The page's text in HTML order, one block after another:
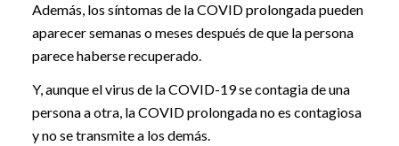
Además, los síntomas de la COVID prolongada pueden
aparecer semanas o meses después de que la persona
parece haberse recuperado.
Y, aunque el virus de la COVID-19 se contagia de una
persona a otra, la COVID prolongada no es contagiosa
y no se transmite a los demás.